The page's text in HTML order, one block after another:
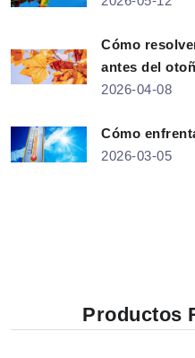
Cómo
antes del
2026-04-08
Cómo
2026-03-05
Productos